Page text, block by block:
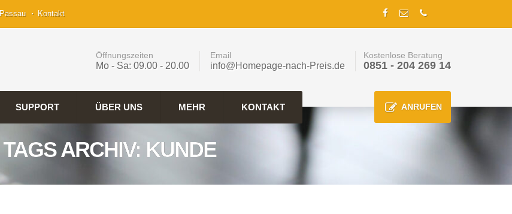
Passau Kontakt
Öffnungszeiten
Mo - Sa: 09.00 - 20.00
Email
info@Homepage-nach-Preis.de
Kostenlose Beratung
0851 - 204 269 14
SUPPORT ÜBER UNS MEHR KONTAKT ANRUFEN
TAGS ARCHIV: KUNDE